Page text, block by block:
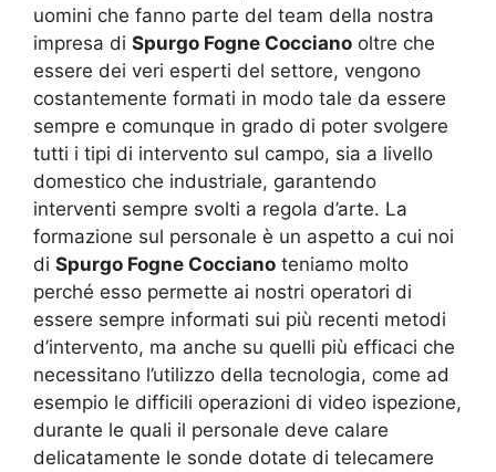
uomini che fanno parte del team della nostra
impresa di Spurgo Fogne Cocciano oltre che
essere dei veri esperti del settore, vengono
costantemente formati in modo tale da essere
sempre e comunque in grado di poter svolgere
tutti i tipi di intervento sul campo, sia a livello
domestico che industriale, garantendo
interventi sempre svolti a regola d’arte. La
formazione sul personale è un aspetto a cui noi
di Spurgo Fogne Cocciano teniamo molto
perché esso permette ai nostri operatori di
essere sempre informati sui più recenti metodi
d’intervento, ma anche su quelli più efficaci che
necessitano l’utilizzo della tecnologia, come ad
esempio le difficili operazioni di video ispezione,
durante le quali il personale deve calare
delicatamente le sonde dotate di telecamere